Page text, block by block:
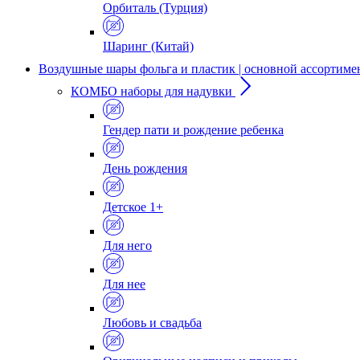
Орбиталь (Турция)
Шаринг (Китай)
Воздушные шары фольга и пластик | основной
КОМБО наборы для надувки
Гендер пати и рождение ребенка
День рождения
Детское 1+
Для него
Для нее
Любовь и свадьба